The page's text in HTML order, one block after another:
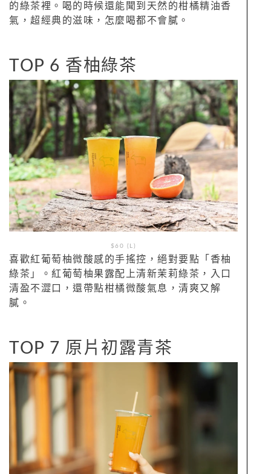
的綠茶裡。喝的時候還能聞到天然的柑橘精油香
氣，超經典的滋味，怎麼喝都不會膩。
TOP 6 香柚綠茶
$60 (L)
喜歡紅葡萄柚微酸感的手搖控，絕對要點「香柚
綠茶」。紅葡萄柚果露配上清新茉莉綠茶，入口
清盈不澀口，還帶點柑橘微酸氣息，清爽又解
膩。
TOP 7 原片初露青茶